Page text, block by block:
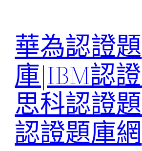
華為認證題
庫|IBM認
思科認證
認證題庫網